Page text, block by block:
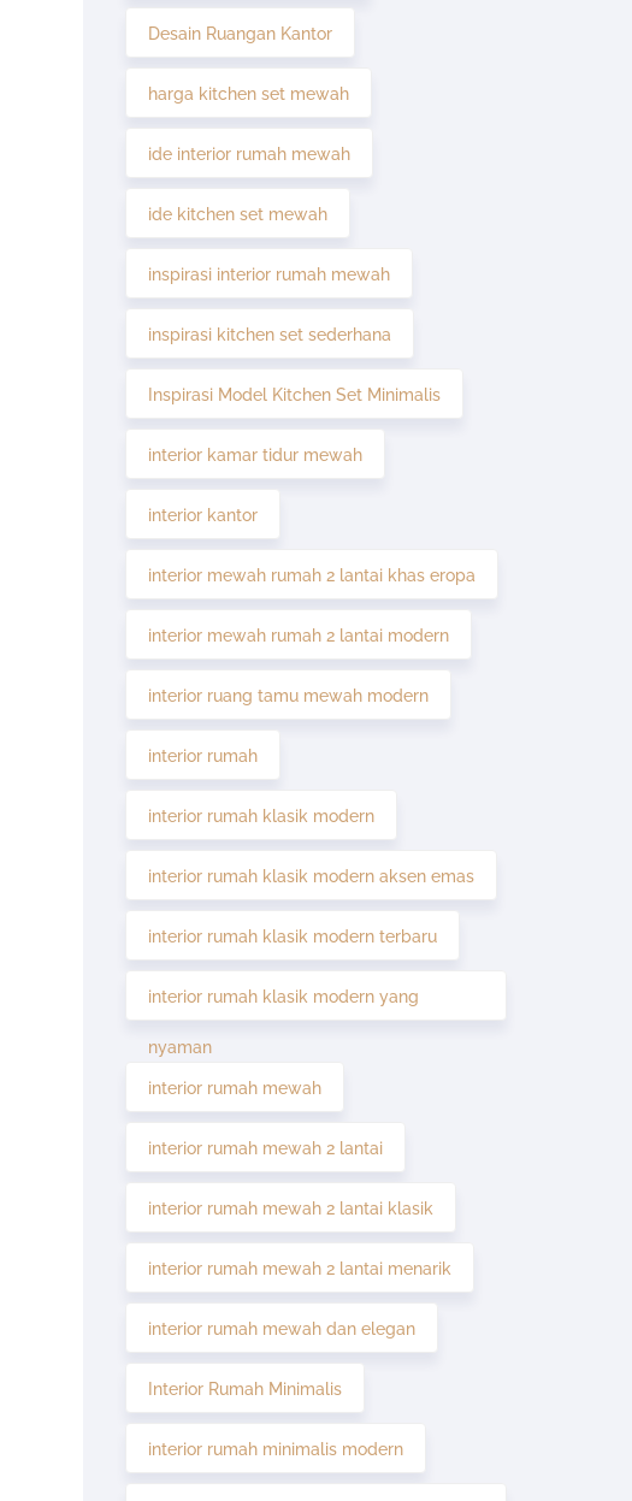
Desain Ruangan Kantor
harga kitchen set mewah
ide interior rumah mewah
ide kitchen set mewah
inspirasi interior rumah mewah
inspirasi kitchen set sederhana
Inspirasi Model Kitchen Set Minimalis
interior kamar tidur mewah
interior kantor
interior mewah rumah 2 lantai khas eropa
interior mewah rumah 2 lantai modern
interior ruang tamu mewah modern
interior rumah
interior rumah klasik modern
interior rumah klasik modern aksen emas
interior rumah klasik modern terbaru
interior rumah klasik modern yang
nyaman
interior rumah mewah
interior rumah mewah 2 lantai
interior rumah mewah 2 lantai klasik
interior rumah mewah 2 lantai menarik
interior rumah mewah dan elegan
Interior Rumah Minimalis
interior rumah minimalis modern